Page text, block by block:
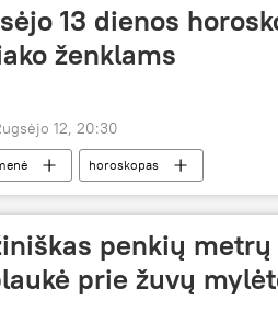
13 dienos
ženklams
12, 20:30
horoskopas
penkių
prie žuvų